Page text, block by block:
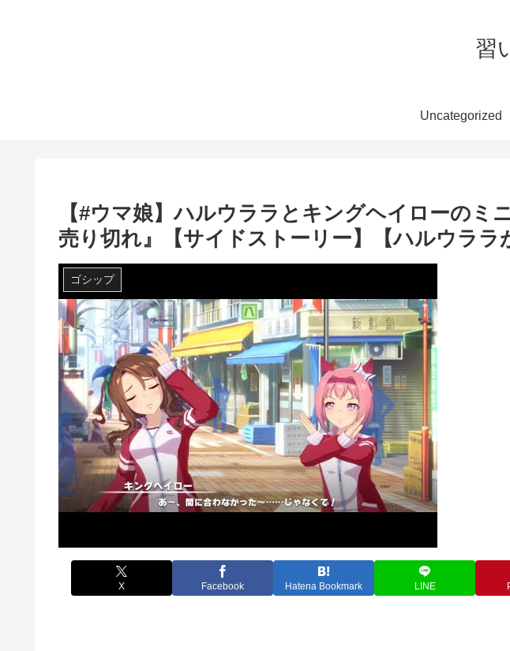
習
Uncategorized
【#ウマ娘】ハルウララとキングヘイローのミ
売り切れ』【サイドストーリー】【ハルウララ
ゴシップ
X Facebook Hatena Bookmark LINE